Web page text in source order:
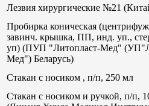
Лезвия хирургические №21
Пробирка коническая
завинч. крышка, ПП, инд. уп.,
уп) (ПУП "Литопласт-Мед"
Мед") Беларусь)
Стакан с носиком , п/п, 250 мл
Стакан с носиком и ручкой, п/п,